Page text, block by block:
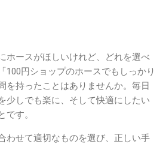
ホースがほしいけれど、どれを選べ
100円ショップのホースでもしっかり
を持ったことはありませんか。毎日
少しでも楽に、そして快適にしたい
です。
わせて適切なものを選び、正しい手